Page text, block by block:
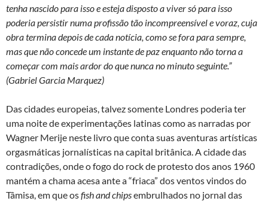
tenha nascido para isso e esteja disposto a viver só para isso
poderia persistir numa profissão tão incompreensível e voraz, cuja
obra termina depois de cada notícia, como se fora para sempre,
mas que não concede um instante de paz enquanto não torna a
começar com mais ardor do que nunca no minuto seguinte.”
(Gabriel Garcia Marquez)
Das cidades europeias, talvez somente Londres poderia ter
uma noite de experimentações latinas como as narradas por
Wagner Merije neste livro que conta suas aventuras artísticas
orgasmáticas jornalísticas na capital britânica. A cidade das
contradições, onde o fogo do rock de protesto dos anos 1960
mantém a chama acesa ante a “friaca” dos ventos vindos do
Tâmisa, em que osfish and chipsembrulhados no jornal das